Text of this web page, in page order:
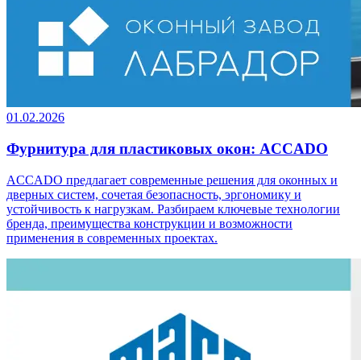
01.02.2026
Фурнитура для пластиковых окон: ACCADO
ACCADO предлагает современные решения для оконных и
дверных систем, сочетая безопасность, эргономику и
устойчивость к нагрузкам. Разбираем ключевые технологии
бренда, преимущества конструкции и возможности
применения в современных проектах.